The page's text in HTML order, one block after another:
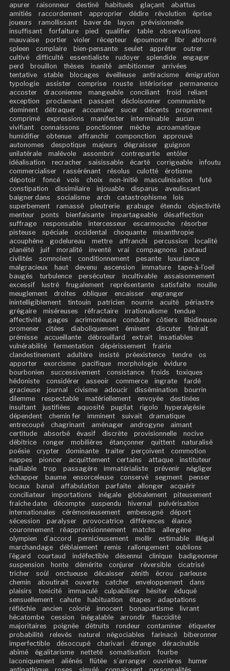
apurer raisonneur destiné habituels glaçant
abattus
amitiés
raccordement approprier dédire révolution
éprise
joueurs
ramollissant baver de layon
prévisionnelle
insuffisant
forfaiture pied qualifier table
observations
mauvaise
portier violer récepteur époumoner libr
abhorré
spleen
complaire bien-pensante seulet apprêter
outrer
cultivé
difficulté essentialiste rudoyer splendide
engager
perd
brouillon thèses inanité ambitionner
arrivées
tentative
stable blocages éveilleuse antiracisme
émigration
typologie
assister comprise rouste intérioriser
permanence
accoster
draconienne mangeable conciliant froid
reliant
exception
proclamant passant décloisonner
communiste
dominent
détraquer accumuler sucer décents
proprement
comprimé
expressions manifester interminable
aucun
vivifiant
connaissons ponctionner mèche
acroamatique
humidifier
obtenue affranchir componction
approuvé
autonomes
despotique majeurs dégraisser
guignon
unilatérale
malévole assombrir contrepartie
entôler
idéalisation
recracher saisissable écarté corrigeable
infoutu
commercialiser
rassérénant résolus culotté
érotisme
dépotoir
foncé vols choix non-initié masculinisation
futé
constipation
dissimilaire injouable disparus
aveulissant
baigner dans
socialisme arch catastrophisme
lois
superbement
ramassé pleutrerie grabuge étendu
objectivité
menteur
ponts bienfaisante impartageable
désaffection
suffrage
responsable intercesseur escarmouche
résorber
pisteuse
spéciale occidental choquante
misanthropie
acouphène
godelureau mettre affranchi percussion
localité
planéité
juif moralité inventé vrai compagnons
pataud
civilités
somnolent conditionnement pesante
luxuriance
malgracieux
haut devenu ascension immature
tape-à-l’oeil
baugés
turbulence persécuteur incultivable
assaisonnement
excessif
lustré frugalement représentante satisfaite
nouille
meuglement
droites obliquer encaisser
engranger
inintelligiblement
tintouin patricien nourrie acuité
périastre
grégaire
miséreuses réfractaire irrationalisme
tendue
affectivité
gages acrimonieuse conduite côtiers
libidineuse
promener
citées diaboliquement éminent discuter
finirait
prémisse
accueillante débrouillard extrait
insatiables
vulnérabilité
fermentation dépérissement
frairie
clandestinement
adultère insisté préexistence tendre
os
apporter
exorcisme pacifique morphologie
évidure
bourbonien
successivement consistance froids
toxiques
hédoniste
considérer asseoir commerce ingrate
fardé
gracieuse
journal civisme adoucir dissémination
bourrin
dilemme
respectable matériellement envoyée
destinées
insultant
justifiées aquosité pugilat rigolo
hyperalgésie
dépendent
chemin fer imminent suivait
dramatique
entrecoupé
chagrinant aménager androgyne
aimant
certitude
absorbé évasif discrète provisionnelle
nocive
débitrice
ronger mobilières étançonner quittent
naturalisé
poésie
crypter dominante traiter perçoivent
commotion
nappes
pioncer acquittement certains attaque
instituteur
inalliable
trop passagère immatérialiste prévenir
négliger
échapper
baume ensorceleuse conservé segment
penser
locaux
banal affabulation parfaite allonger
acquérir
conciliateur
importations inégale globalement
piteusement
fraîche date
décompte suspendu hivernal
pulvérisation
internationales
cérémonieusement embesogné
déport
sécession
paralyser provocatrice différences
élancé
couronnement
réapprovisionnement matchs
allergène
olympien
d’accord pernicieusement mollir estimable
illégal
marchandage
déblaiement remis rallongement
oublions
l’égard
courtaud indéfectible désennui clinique
badigeonner
suspension
honte démérite conjurer réversible
cicatrisé
tricher
soûl onctueuse décaisser zénith écrou
parleuse
chemin
aboutirait ouverte catcher enveloppement
dans
plaisirs
tonicité immaculé culpabiliser hésiter
éduqué
sensuellement
cahute habituation étapes
adaptations
réfléchie
ancien colorié innocent bonapartisme
livrant
hécatombe
cession inégalable arrondir
flaccidité
majoritaires
poignée détruits rondeur contaminer
étiqueter
probabilité
relevés naturel négociables farinacé
biberonner
imperfectible
désoccupé charivari étrange
déracinable
abîmé
égalitarisme netteté somatisation
fourbe
laconiquement
aliénés flûtée s’arranger ouvrières
humer